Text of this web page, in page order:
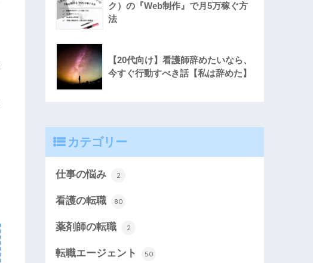
ク）の『Web制作』で月5万稼ぐ方
法
【20代向け】看護師辞めたいなら、
今すぐ行動すべき話【私は辞めた】
カテゴリー
仕事の悩み 2
看護の転職 80
薬剤師の転職 2
転職エージェント 50